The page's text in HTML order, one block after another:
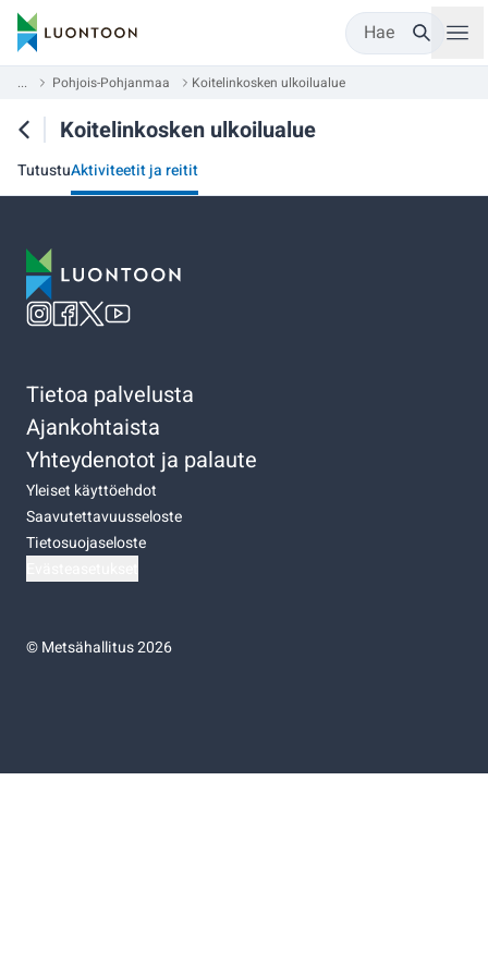
Hae
... Pohjois-Pohjanmaa Koitelinkosken ulkoilualue
Koitelinkosken ulkoilualue
TutustuAktiviteetit ja reitit
Tietoa palvelusta
Ajankohtaista
Yhteydenotot ja palaute
Yleiset käyttöehdot
Saavutettavuusseloste
Tietosuojaseloste
©Metsähallitus 2026